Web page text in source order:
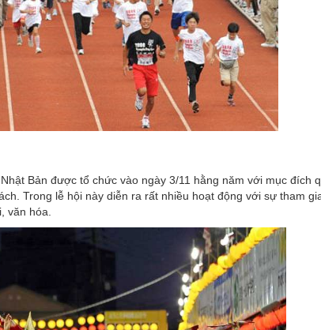
Bản được tổ chức vào ngày 3/11 hằng năm với mục đích
Trong lễ hội này diễn ra rất nhiều hoạt động với sự tham
văn hóa.